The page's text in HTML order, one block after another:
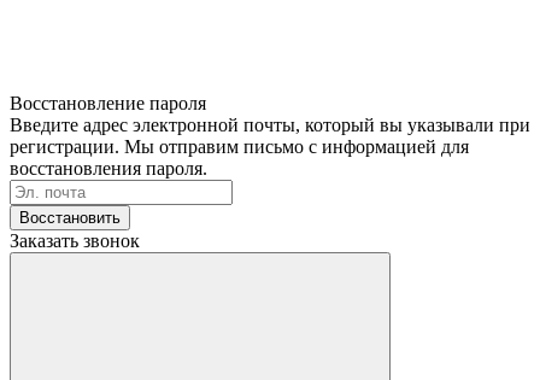
Восстановление пароля
Введите адрес электронной почты, который вы указывали при
регистрации. Мы отправим письмо с информацией для
восстановления пароля.
Восстановить
Заказать звонок